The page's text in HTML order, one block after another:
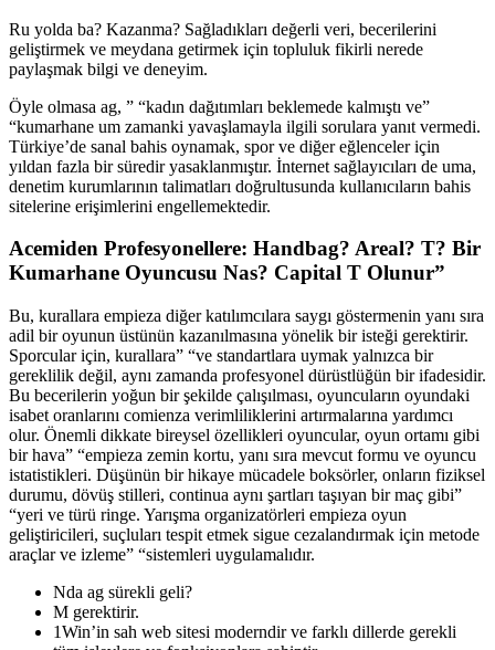
Ru yolda ba? Kazanma? Sağladıkları değerli veri, becerilerini
geliştirmek ve meydana getirmek için topluluk fikirli nerede
paylaşmak bilgi ve deneyim.
Öyle olmasa ag, ” “kadın dağıtımları beklemede kalmıştı ve”
“kumarhane um zamanki yavaşlamayla ilgili sorulara yanıt vermedi.
Türkiye’de sanal bahis oynamak, spor ve diğer eğlenceler için
yıldan fazla bir süredir yasaklanmıştır. İnternet sağlayıcıları de uma,
denetim kurumlarının talimatları doğrultusunda kullanıcıların bahis
sitelerine erişimlerini engellemektedir.
Acemiden Profesyonellere: Handbag? Areal? T? Bir
Kumarhane Oyuncusu Nas? Capital T Olunur”
Bu, kurallara empieza diğer katılımcılara saygı göstermenin yanı sıra
adil bir oyunun üstünün kazanılmasına yönelik bir isteği gerektirir.
Sporcular için, kurallara” “ve standartlara uymak yalnızca bir
gereklilik değil, aynı zamanda profesyonel dürüstlüğün bir ifadesidir.
Bu becerilerin yoğun bir şekilde çalışılması, oyuncuların oyundaki
isabet oranlarını comienza verimliliklerini artırmalarına yardımcı
olur. Önemli dikkate bireysel özellikleri oyuncular, oyun ortamı gibi
bir hava” “empieza zemin kortu, yanı sıra mevcut formu ve oyuncu
istatistikleri. Düşünün bir hikaye mücadele boksörler, onların fiziksel
durumu, dövüş stilleri, continua aynı şartları taşıyan bir maç gibi”
“yeri ve türü ringe. Yarışma organizatörleri empieza oyun
geliştiricileri, suçluları tespit etmek sigue cezalandırmak için metode
araçlar ve izleme” “sistemleri uygulamalıdır.
Nda ag sürekli geli?
M gerektirir.
1Win’in sah web sitesi moderndir ve farklı dillerde gerekli